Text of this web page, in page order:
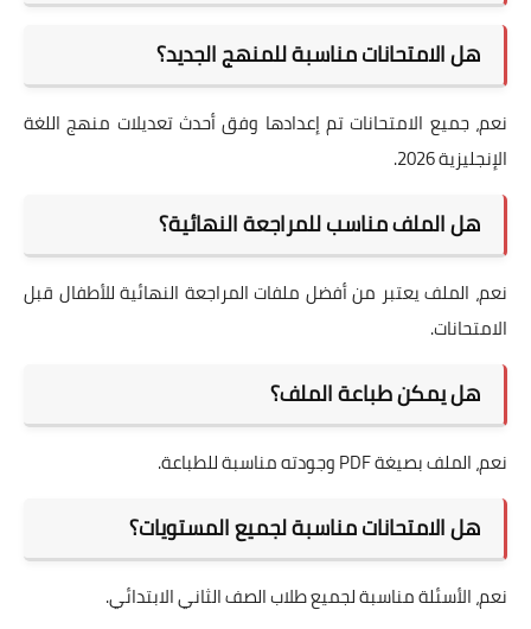
هل الامتحانات مناسبة للمنهج الجديد؟
نعم، جميع الامتحانات تم إعدادها وفق أحدث تعديلات منهج اللغة
الإنجليزية 2026.
هل الملف مناسب للمراجعة النهائية؟
نعم، الملف يعتبر من أفضل ملفات المراجعة النهائية للأطفال قبل
الامتحانات.
هل يمكن طباعة الملف؟
نعم، الملف بصيغة PDF وجودته مناسبة للطباعة.
هل الامتحانات مناسبة لجميع المستويات؟
نعم، الأسئلة مناسبة لجميع طلاب الصف الثاني الابتدائي.